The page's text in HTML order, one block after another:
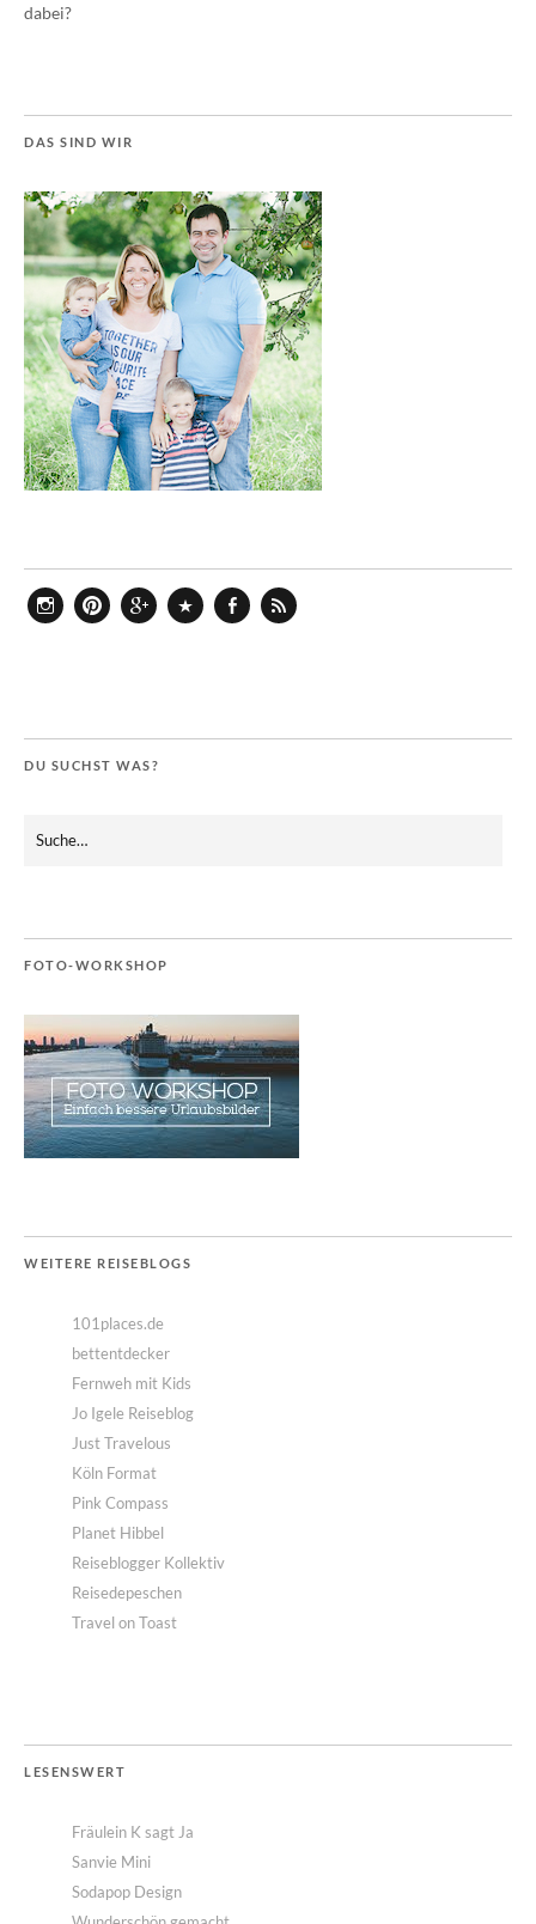
dabei?
DAS SIND WIR
DU SUCHST WAS?
FOTO-WORKSHOP
WEITERE REISEBLOGS
101places.de
bettentdecker
Fernweh mit Kids
Jo Igele Reiseblog
Just Travelous
Köln Format
Pink Compass
Planet Hibbel
Reiseblogger Kollektiv
Reisedepeschen
Travel on Toast
LESENSWERT
Fräulein K sagt Ja
Sanvie Mini
Sodapop Design